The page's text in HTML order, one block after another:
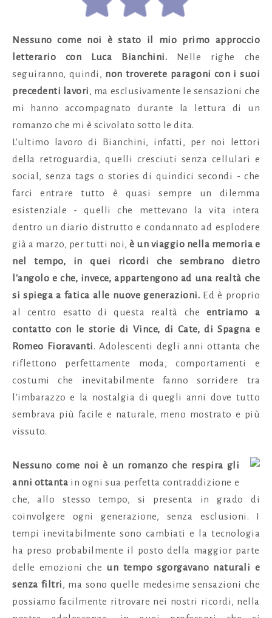
Nessuno come noi è stato il mio primo approccio
letterario con Luca Bianchini. Nelle righe che
seguiranno, quindi, non troverete paragoni con i suoi
precedenti lavori, ma esclusivamente le sensazioni che
mi hanno accompagnato durante la lettura di un
romanzo che mi è scivolato sotto le dita.
L'ultimo lavoro di Bianchini, infatti, per noi lettori
della retroguardia, quelli cresciuti senza cellulari e
social, senza tags o stories di quindici secondi - che
farci entrare tutto è quasi sempre un dilemma
esistenziale - quelli che mettevano la vita intera
dentro un diario distrutto e condannato ad esplodere
già a marzo, per tutti noi, è un viaggio nella memoria e
nel tempo, in quei ricordi che sembrano dietro
l'angolo e che, invece, appartengono ad una realtà che
si spiega a fatica alle nuove generazioni. Ed è proprio
al centro esatto di questa realtà che entriamo a
contatto con le storie di Vince, di Cate, di Spagna e
Romeo Fioravanti. Adolescenti degli anni ottanta che
riflettono perfettamente moda, comportamenti e
costumi che inevitabilmente fanno sorridere tra
l'imbarazzo e la nostalgia di quegli anni dove tutto
sembrava più facile e naturale, meno mostrato e più
vissuto.
Nessuno come noi è un romanzo che respira gli
anni ottanta in ogni sua perfetta contraddizione e
che, allo stesso tempo, si presenta in grado di
coinvolgere ogni generazione, senza esclusioni. I
tempi inevitabilmente sono cambiati e la tecnologia
ha preso probabilmente il posto della maggior parte
delle emozioni che un tempo sgorgavano naturali e
senza filtri, ma sono quelle medesime sensazioni che
possiamo facilmente ritrovare nei nostri ricordi, nella